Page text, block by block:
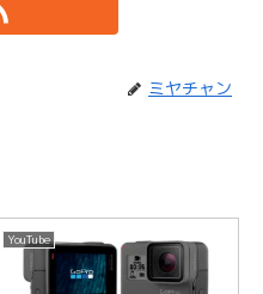
ミヤチャン
YouTube